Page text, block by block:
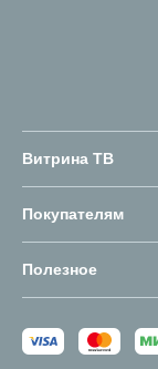
Витрина ТВ
Покупателям
Полезное